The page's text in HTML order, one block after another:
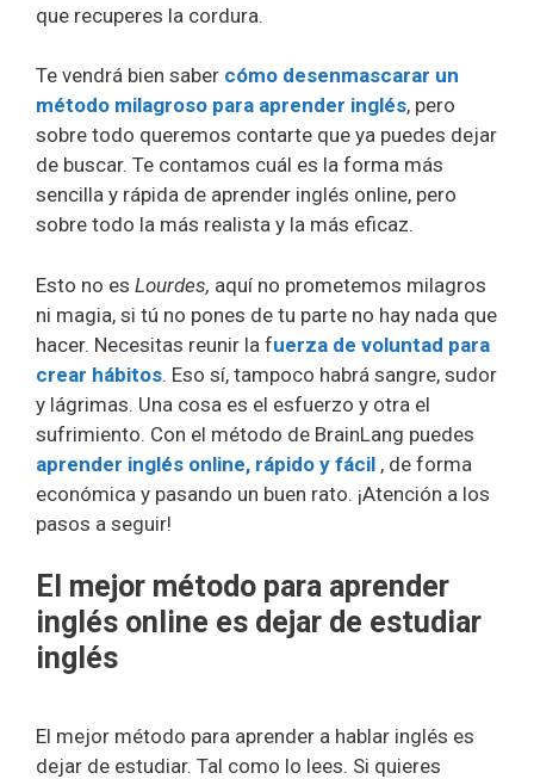
que recuperes la cordura.
Te vendrá bien saber cómo desenmascarar un
método milagroso para aprender inglés, pero
sobre todo queremos contarte que ya puedes dejar
de buscar. Te contamos cuál es la forma más
sencilla y rápida de aprender inglés online, pero
sobre todo la más realista y la más eficaz.
Esto no es Lourdes, aquí no prometemos milagros
ni magia, si tú no pones de tu parte no hay nada que
hacer. Necesitas reunir la fuerza de voluntad para
crear hábitos. Eso sí, tampoco habrá sangre, sudor
y lágrimas. Una cosa es el esfuerzo y otra el
sufrimiento. Con el método de BrainLang puedes
aprender inglés online, rápido y fácil , de forma
económica y pasando un buen rato. ¡Atención a los
pasos a seguir!
El mejor método para aprender
inglés online es dejar de estudiar
inglés
El mejor método para aprender a hablar inglés es
dejar de estudiar. Tal como lo lees. Si quieres